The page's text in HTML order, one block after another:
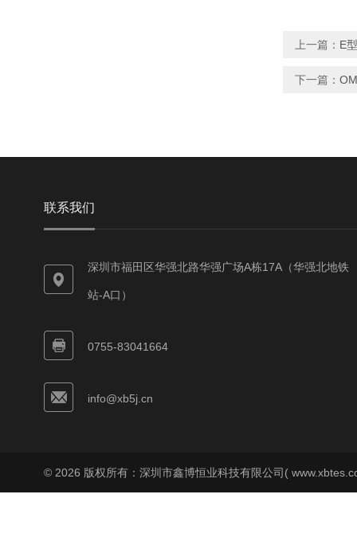
上一篇： E
下一篇：
联系我们
深圳市福田区华强北路华强广场A栋17A（华强北地铁
站-A口）
0755-83041664
info@xb5j.cn
© 2026 版权所有：深圳市鑫博恒业科技有限公司(